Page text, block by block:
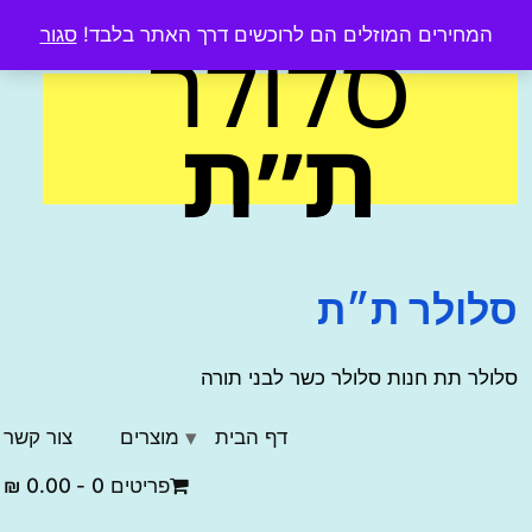
המחירים המוזלים הם לרוכשים דרך האתר בלבד!סגור
ת״ת
תת חנות סלולר כשר לבני תורה
דף הבית מוצרים צור קשר
פריטים 0 0.00 ₪